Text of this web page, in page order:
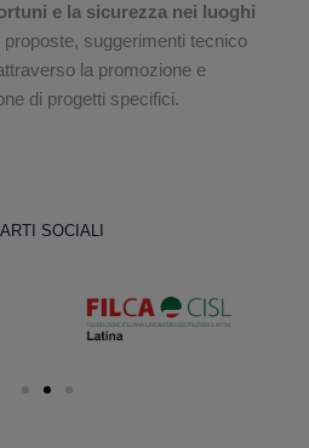
e la sicurezza nei luoghi
proposte, suggerimenti tecnico
la promozione e
di progetti specifici.
SOCIALI